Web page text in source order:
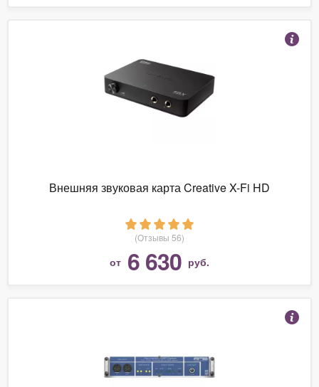
Внешняя звуковая карта Creative X-Fi HD
(Отзывы 56)
от 6 630 руб.